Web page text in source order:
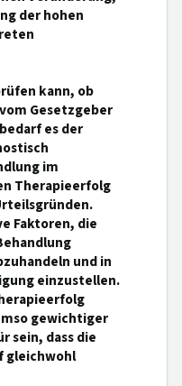
der hohen
kann, ob
Gesetzgeber
es der
im
Therapieerfolg
Faktoren, die
und in
einzustellen.
gewichtiger
sein, dass die
gleichwohl